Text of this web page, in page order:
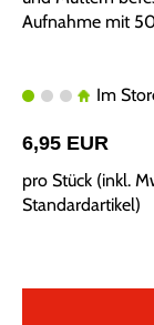
Aufnahme mit
Im
6,95 EUR
pro Stück (inkl.
Standardartikel)